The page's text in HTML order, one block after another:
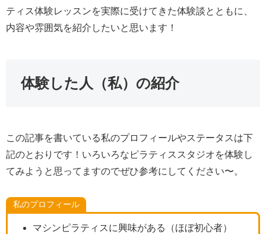
ティス体験レッスンを実際に受けてきた体験談とともに、
内容や雰囲気を紹介したいと思います！
体験した人（私）の紹介
この記事を書いている私のプロフィールやステータスは下
記のとおりです！いろいろなピラティススタジオを体験し
てみようと思ってますのでぜひ参考にしてください〜。
私のプロフィール
マシンピラティスに興味がある（ほぼ初心者）